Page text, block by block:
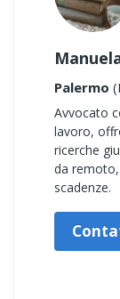
Palermo
Avvocato
lavoro,
ricerche
da
scadenze.